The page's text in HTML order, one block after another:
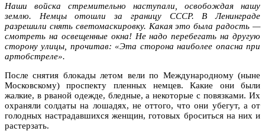
Наши войска стремительно наступали, освобождая нашу
землю. Немцы отошли за границу СССР. В Ленинграде
разрешили снять светомаскировку. Какая это была радость —
смотреть на освещенные окна! Не надо перебегать на другую
сторону улицы, прочитав: «Эта сторона наиболее опасна при
артобстреле».
После снятия блокады летом вели по Международному (ныне
Московскому) проспекту пленных немцев. Какие они были
жалкие, в рваной одежде, бледные, а некоторые с повязками. Их
охраняли солдаты на лошадях, не оттого, что они убегут, а от
голодных настрадавшихся женщин, готовых броситься на них и
растерзать.